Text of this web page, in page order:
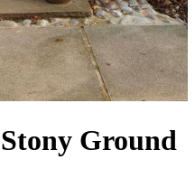
Stony Ground